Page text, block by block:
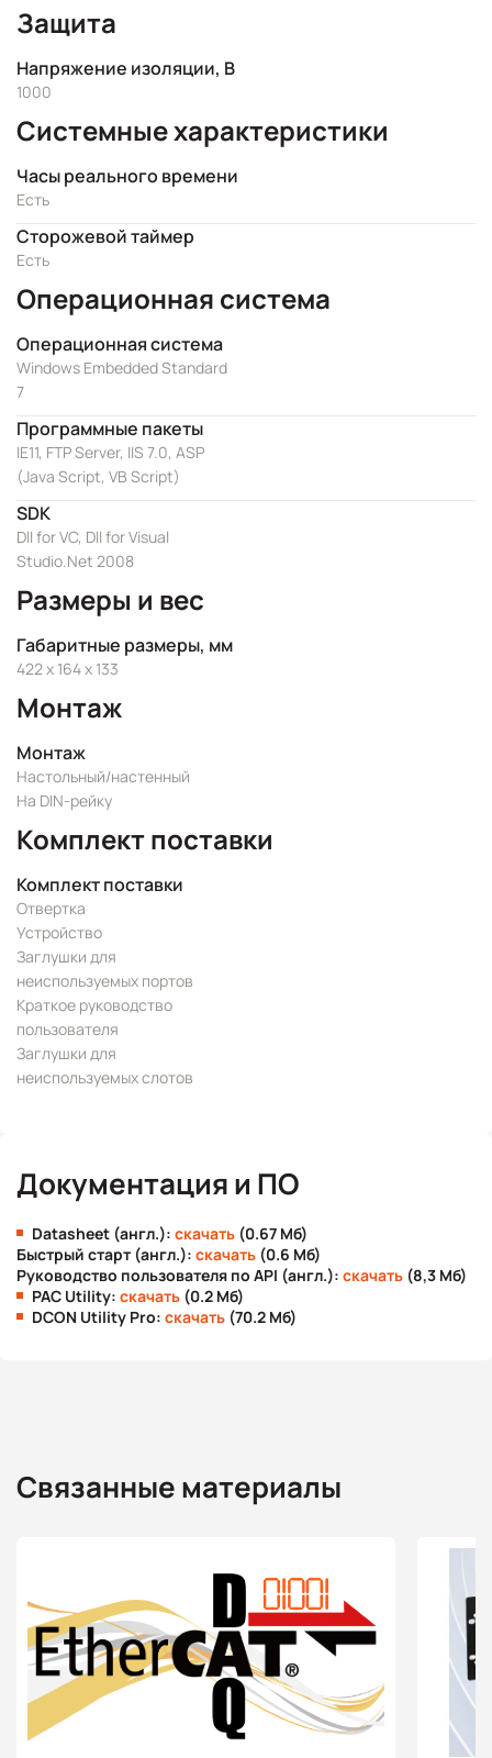
Защита
Напряжение изоляции, В
1000
Системные характеристики
Часы реального времени
Есть
Сторожевой таймер
Есть
Операционная система
Операционная система
Windows Embedded Standard
7
Программные пакеты
IE11, FTP Server, IIS 7.0, ASP
(Java Script, VB Script)
SDK
Dll for VC, Dll for Visual
Studio.Net 2008
Размеры и вес
Габаритные размеры, мм
422 x 164 x 133
Монтаж
Монтаж
Настольный/настенный
На DIN-рейку
Комплект поставки
Комплект поставки
Отвертка
Устройство
Заглушки для
неиспользуемых портов
Краткое руководство
пользователя
Заглушки для
неиспользуемых слотов
Документация и ПО
Datasheet (англ.): скачать (0.67 Мб)
Быстрый старт (англ.): скачать (0.6 Мб)
Руководство пользователя по API (англ.): скачать (8,3 Мб)
PAC Utility: скачать (0.2 Мб)
DCON Utility Pro: скачать (70.2 Мб)
Связанные материалы